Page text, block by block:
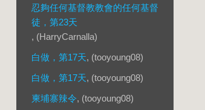
忍夠任何基督教教會的任何基督
徒，第23天
, (HarryCarnalla)
白做，第17天, (tooyoung08)
白做，第17天, (tooyoung08)
柬埔寨辣令, (tooyoung08)